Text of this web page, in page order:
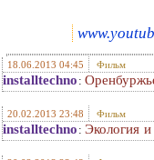
18.06.2013 04:45 Фильм
installtechno :
20.02.2013 23:48 Фильм
installtechno : Экология